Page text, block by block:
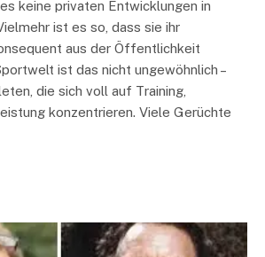
keine privaten Entwicklungen in
ist es so, dass sie ihr
aus der Öffentlichkeit
ist das nicht ungewöhnlich –
die sich voll auf Training,
konzentrieren. Viele Gerüchte